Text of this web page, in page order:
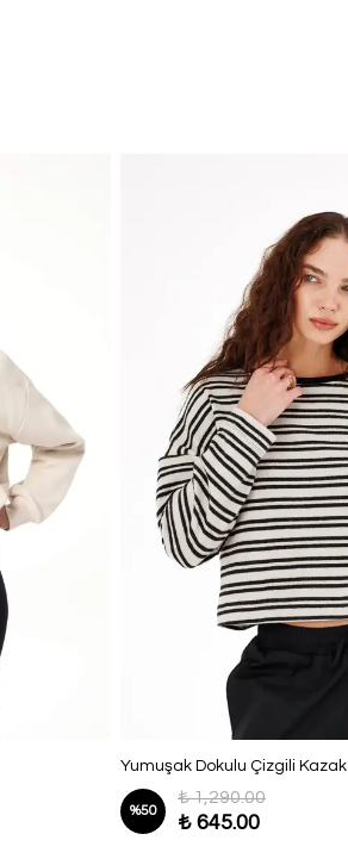
Yumuşak Dokulu Çizgili Kazak
%50
₺ 1,290.00
₺ 645.00